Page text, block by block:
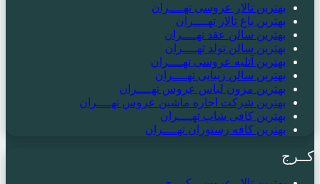
بهترین تالار عروسی تهــــران
بهترین باغ تالار تهــــران
بهترین سالن عقد تهــــران
بهترین سالن تولد تهــــران
بهترین آتلیه عروسی تهــــران
بهترین سالن زیبایی تهــــران
بهترین مزون لباس عروس تهــــران
بهترین شرکت اجاره ماشین عروس تهــــران
بهترین کافی شاپ تهــــران
بهترین کافه رستوران تهــــران
کــرج